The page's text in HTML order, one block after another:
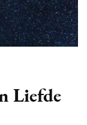
Liefde